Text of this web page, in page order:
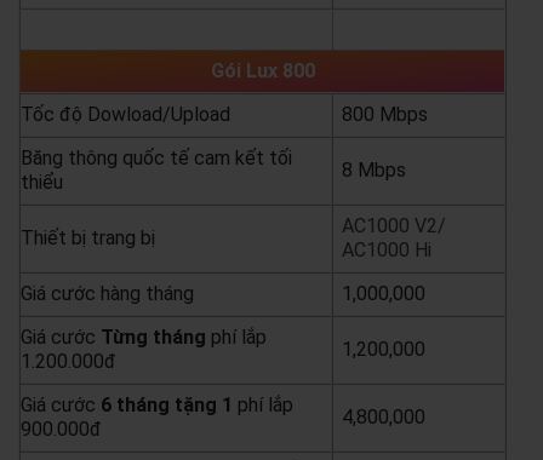
Gói Lux 800
Tốc độ Dowload/Upload
800 Mbps
Băng thông quốc tế cam kết tối
thiểu
8 Mbps
Thiết bị trang bị
AC1000 V2/
AC1000 Hi
Giá cước hàng tháng
1,000,000
Giá cước Từng tháng phí lắp
1.200.000đ
1,200,000
Giá cước 6 tháng tặng 1 phí lắp
900.000đ
4,800,000